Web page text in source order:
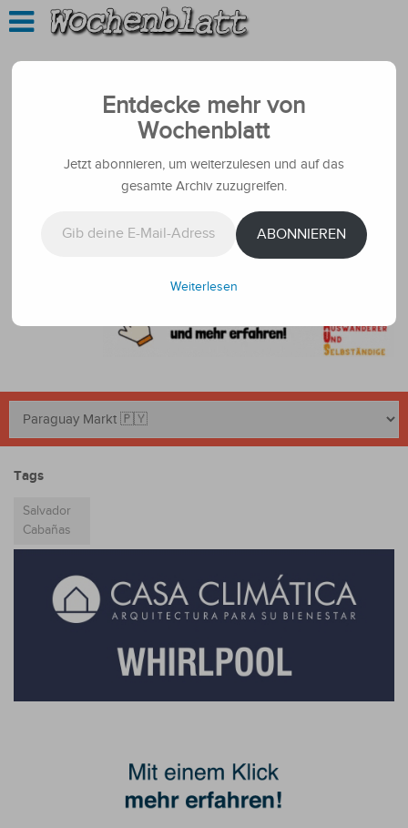
Tags
Salvador
Cabañas
Entdecke mehr von
Wochenblatt
Jetzt abonnieren, um weiterzulesen und auf das
gesamte Archiv zuzugreifen.
ABONNIEREN
Weiterlesen